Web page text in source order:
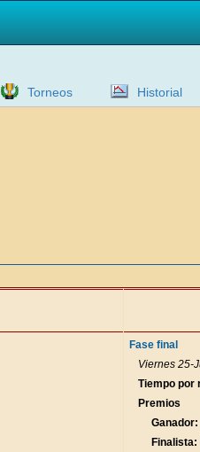
Torneos Historial
Fase final
Viernes 25-
Tiempo por
Premios
Ganador:
Finalista: